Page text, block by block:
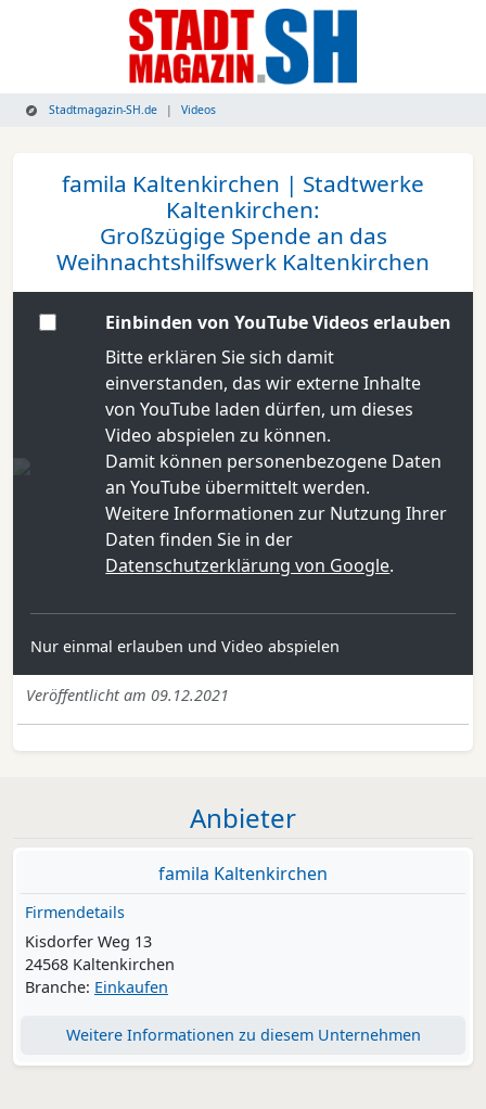
Stadtmagazin-SH.de Videos
famila Kaltenkirchen | Stadtwerke
Kaltenkirchen:
Großzügige Spende an das
Weihnachtshilfswerk Kaltenkirchen
Einbinden von YouTube Videos erlauben
Bitte erklären Sie sich damit
einverstanden, das wir externe Inhalte
von YouTube laden dürfen, um dieses
Video abspielen zu können.
Damit können personenbezogene Daten
an YouTube übermittelt werden.
Weitere Informationen zur Nutzung Ihrer
Daten finden Sie in der
Datenschutzerklärung von Google.
Nur einmal erlauben und Video abspielen
Veröffentlicht am 09.12.2021
Anbieter
famila Kaltenkirchen
Firmendetails
Kisdorfer Weg 13
24568 Kaltenkirchen
Branche: Einkaufen
Weitere Informationen zu diesem Unternehmen